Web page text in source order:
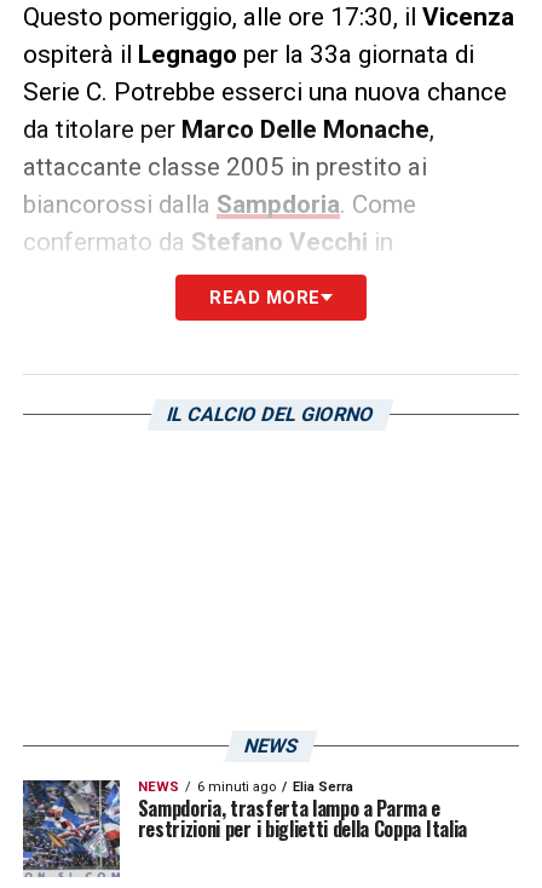
Questo pomeriggio, alle ore 17:30, il Vicenza
ospiterà il Legnago per la 33a giornata di
Serie C. Potrebbe esserci una nuova chance
da titolare per Marco Delle Monache,
attaccante classe 2005 in prestito ai
biancorossi dalla Sampdoria. Come
confermato da Stefano Vecchi in
conferenza stampa, infatti, in attacco i veneti
hanno gli uomini contati:Ferrari
potrebbe trovare la seconda presenza da
READ MORE
IL CALCIO DEL GIORNO
NEWS
NEWS 6 minuti ago Elia Serra
Sampdoria, trasferta lampo a Parma e
restrizioni per i biglietti della Coppa Italia